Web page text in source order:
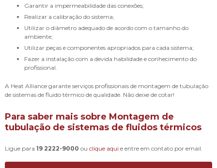
Garantir a impermeabilidade das conexões;
Realizar a calibração do sistema;
Utilizar o diâmetro adequado de acordo com o tamanho do
ambiente;
Utilizar peças e componentes apropriados para cada sistema;
Fazer a instalação com a devida habilidade e conhecimento do
profissional.
A Heat Alliance garante serviços profissionais de montagem de tubulação
de sistemas de fluido térmico de qualidade. Não deixe de cotar!
Para saber mais sobre Montagem de
tubulação de sistemas de fluidos térmicos
Ligue para 19 2222-9000 ou clique aqui e entre em contato por email.